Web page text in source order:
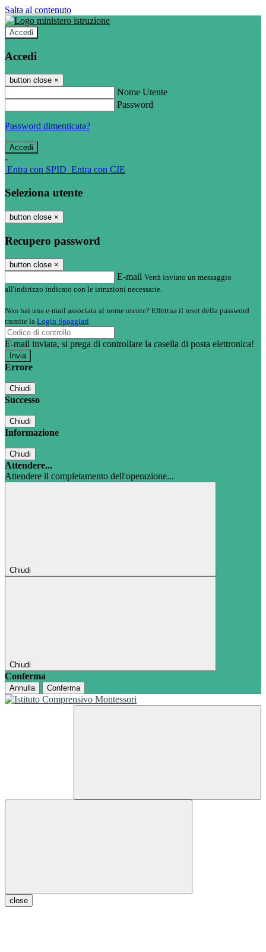
Salta al contenuto
Accedi
Accedi
button close ×
Nome Utente
Password
Password dimenticata?
-
Entra con SPID Entra con CIE
Seleziona utente
button close ×
Recupero password
button close ×
E-mail Verrà inviato un messaggio
all'indirizzo indicato con le istruzioni necessarie.
Non hai una e-mail associata al nome utente? Effettua il reset della password
tramite la Login Spaggiari
E-mail inviata, si prega di controllare la casella di posta elettronica!
Errore
Chiudi
Successo
Chiudi
Informazione
Chiudi
Attendere...
Attendere il completamento dell'operazione...
Chiudi
Chiudi
Conferma
Annulla Conferma
close